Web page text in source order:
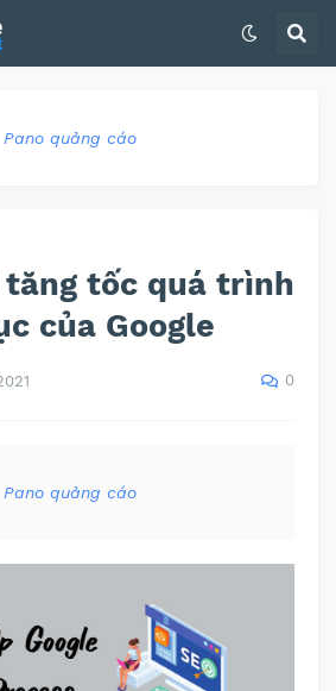
Pano quảng cáo
tăng tốc quá trình
của Google
0
Pano quảng cáo